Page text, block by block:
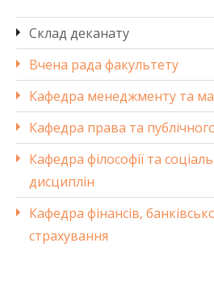
Склад деканату
Вчена рада факультету
Кафедра менеджменту та
Кафедра права та
Кафедра філософії та
дисциплін
Кафедра фінансів,
страхування